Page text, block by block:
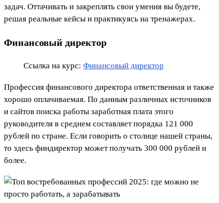
задач. Оттачивать и закреплять свои умения вы будете,
решая реальные кейсы и практикуясь на тренажерах.
Финансовый директор
Ссылка на курс: Финансовый директор
Профессия финансового директора ответственная и также
хорошо оплачиваемая. По данным различных источников
и сайтов поиска работы заработная плата этого
руководителя в среднем составляет порядка 121 000
рублей по стране. Если говорить о столице нашей страны,
то здесь финдиректор может получать 300 000 рублей и
более.